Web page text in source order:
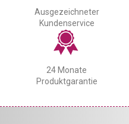
Ausgezeichneter
Kundenservice
24 Monate
Produktgarantie